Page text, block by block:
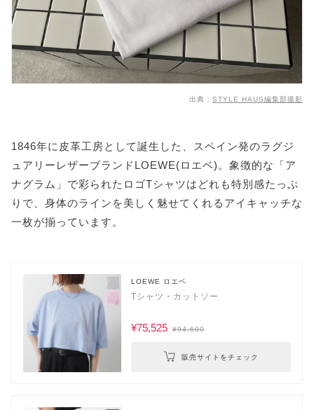
出典： STYLE HAUS編集部撮影
1846年に皮革工房として誕生した、スペイン発のラグジ
ュアリーレザーブランドLOEWE(ロエベ)。象徴的な「ア
ナグラム」で彩られたロゴTシャツはどれも特別感たっぷ
りで、身体のラインを美しく魅せてくれるアイキャッチな
一枚が揃っています。
LOEWE ロエベ
Tシャツ・カットソー
¥75,525 ¥94,600
販売サイトをチェック